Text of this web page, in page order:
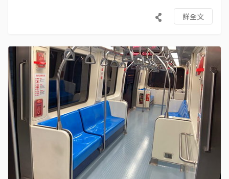
詳全文